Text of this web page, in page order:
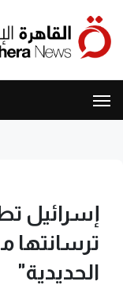
إسرائيل
ترسانتها
الحديدية"